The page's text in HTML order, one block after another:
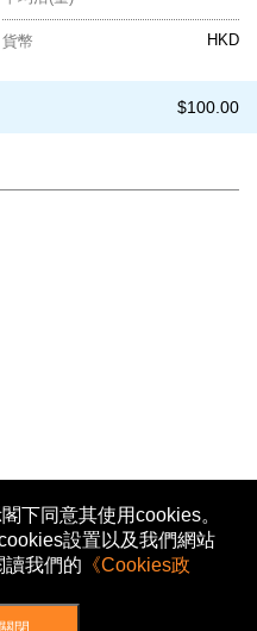
HKD
貨幣
$100.00
下同意其使用cookies。
設置以及我們網站
讀我們的 《Cookies政